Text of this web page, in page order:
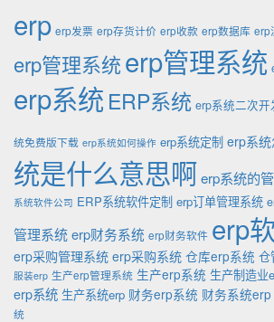
erp erp发票 erp存货计价 erp收款 erp数据库 erp
erp管理系统erp管理系统
erp系统 ERP系统 erp系统二次开
统免费版下载 erp系统如何操作 erp系统定制 erp系
统是什么意思啊erp系统的
系统软件公司 ERP系统软件定制 erp订单管理系统
管理系统erp财务系统 erp财务软件 erp
erp采购管理系统 erp采购系统 仓库erp系统 仓
服装erp 生产erp管理系统 生产erp系统 生产制造业
erp系统 生产系统erp 财务erp系统 财务系统erp
统